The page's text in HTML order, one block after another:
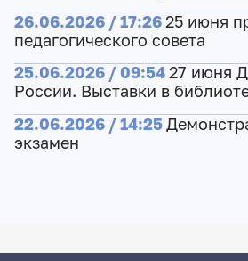
26.06.2026 / 17:2625 июня
педагогического совета
25.06.2026 / 09:5427 июня
России. Выставки в
22.06.2026 / 14:25
экзамен